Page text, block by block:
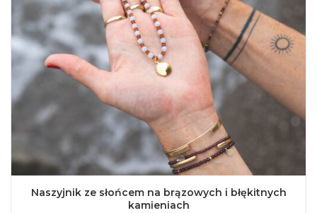
Naszyjnik ze słońcem na brązowych i błękitnych
kamieniach